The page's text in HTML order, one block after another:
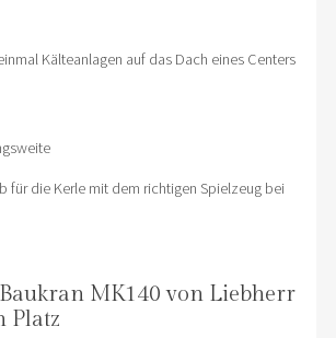
Kälteanlagen auf das Dach eines Centers
für die Kerle mit dem richtigen Spielzeug bei
MK140 von Liebherr
Platz